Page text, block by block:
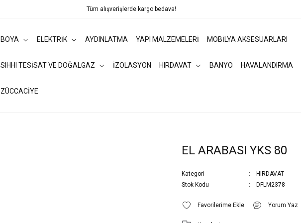
Tüm alışverişlerde kargo bedava!
BOYA ELEKTRİK AYDINLATMA YAPI MALZEMELERİ MOBİLYA AKSESUARLARI
SIHHI TESİSAT VE DOĞALGAZ İZOLASYON HIRDAVAT BANYO HAVALANDIRMA
ZÜCCACİYE
EL ARABASI YKS 80
Kategori
HIRDAVAT
Stok Kodu
DFLM2378
Yorum Yaz